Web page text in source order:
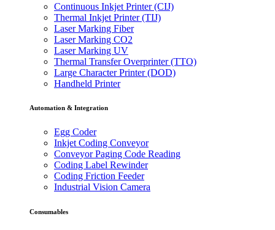
Continuous Inkjet Printer (CIJ)
Thermal Inkjet Printer (TIJ)
Laser Marking Fiber
Laser Marking CO2
Laser Marking UV
Thermal Transfer Overprinter (TTO)
Large Character Printer (DOD)
Handheld Printer
Automation & Integration
Egg Coder
Inkjet Coding Conveyor
Conveyor Paging Code Reading
Coding Label Rewinder
Coding Friction Feeder
Industrial Vision Camera
Consumables